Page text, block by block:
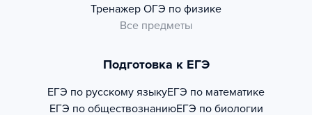
Тренажер ОГЭ по физике
Все предметы
Подготовка к ЕГЭ
ЕГЭ по русскому языкуЕГЭ по математике
ЕГЭ по обществознаниюЕГЭ по биологии